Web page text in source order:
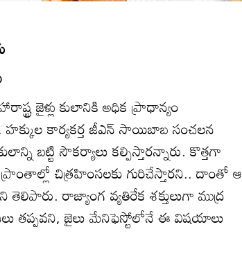
జైళ్లు కులానికి అధిక ప్రాధాన్యం
హక్కుల కార్యకర్త జీఎన్‌ సాయిబాబ సంచలన
బట్టి సౌకర్యాలు కల్పిస్తారన్నారు. కొత్తగా
చిత్రహింసలకు గురిచేస్తారని.. దాంతో ఆ
రాజ్యాంగ వ్యతిరేక శక్తులుగా ముద్ర
తప్పవని, జైలు మేనిఫెస్టోలోనే ఈ విషయాలు